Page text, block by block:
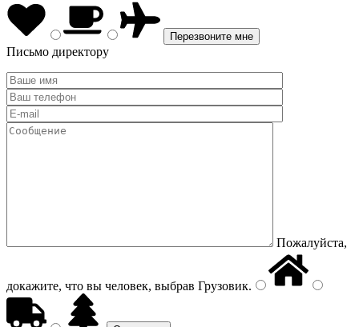
Письмо директору
Пожалуйста,
докажите, что вы человек, выбрав Грузовик.